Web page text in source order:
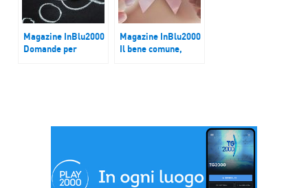
Magazine InBlu2000
Domande per
Magazine InBlu2000
Il bene comune,